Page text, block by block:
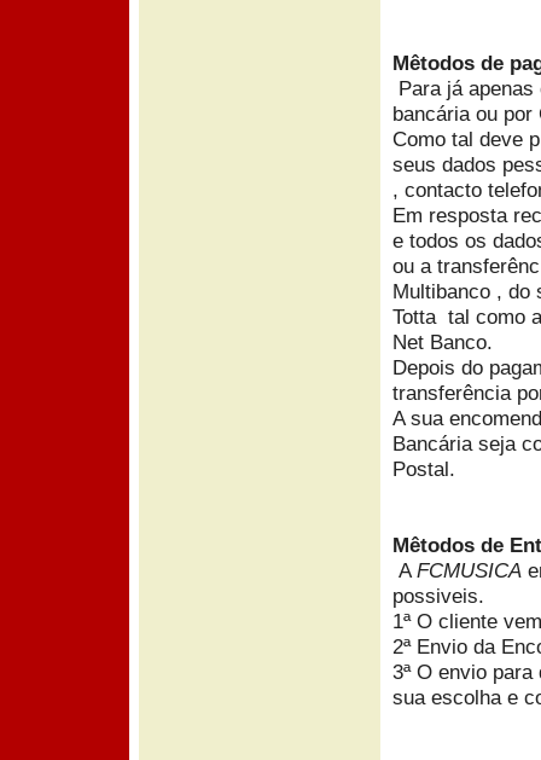
Mêtodos de
Para já
bancária ou por
Como tal deve
seus dados
, contacto
Em resposta
e todos os
ou a
Multibanco , do
Totta tal como
Net Banco.
Depois do
transferência
A sua
Bancária seja
Postal.
Mêtodos de
AFCMUSICA
possiveis.
1ª O cliente
2ª Envio da
3ª O envio
sua escolha e